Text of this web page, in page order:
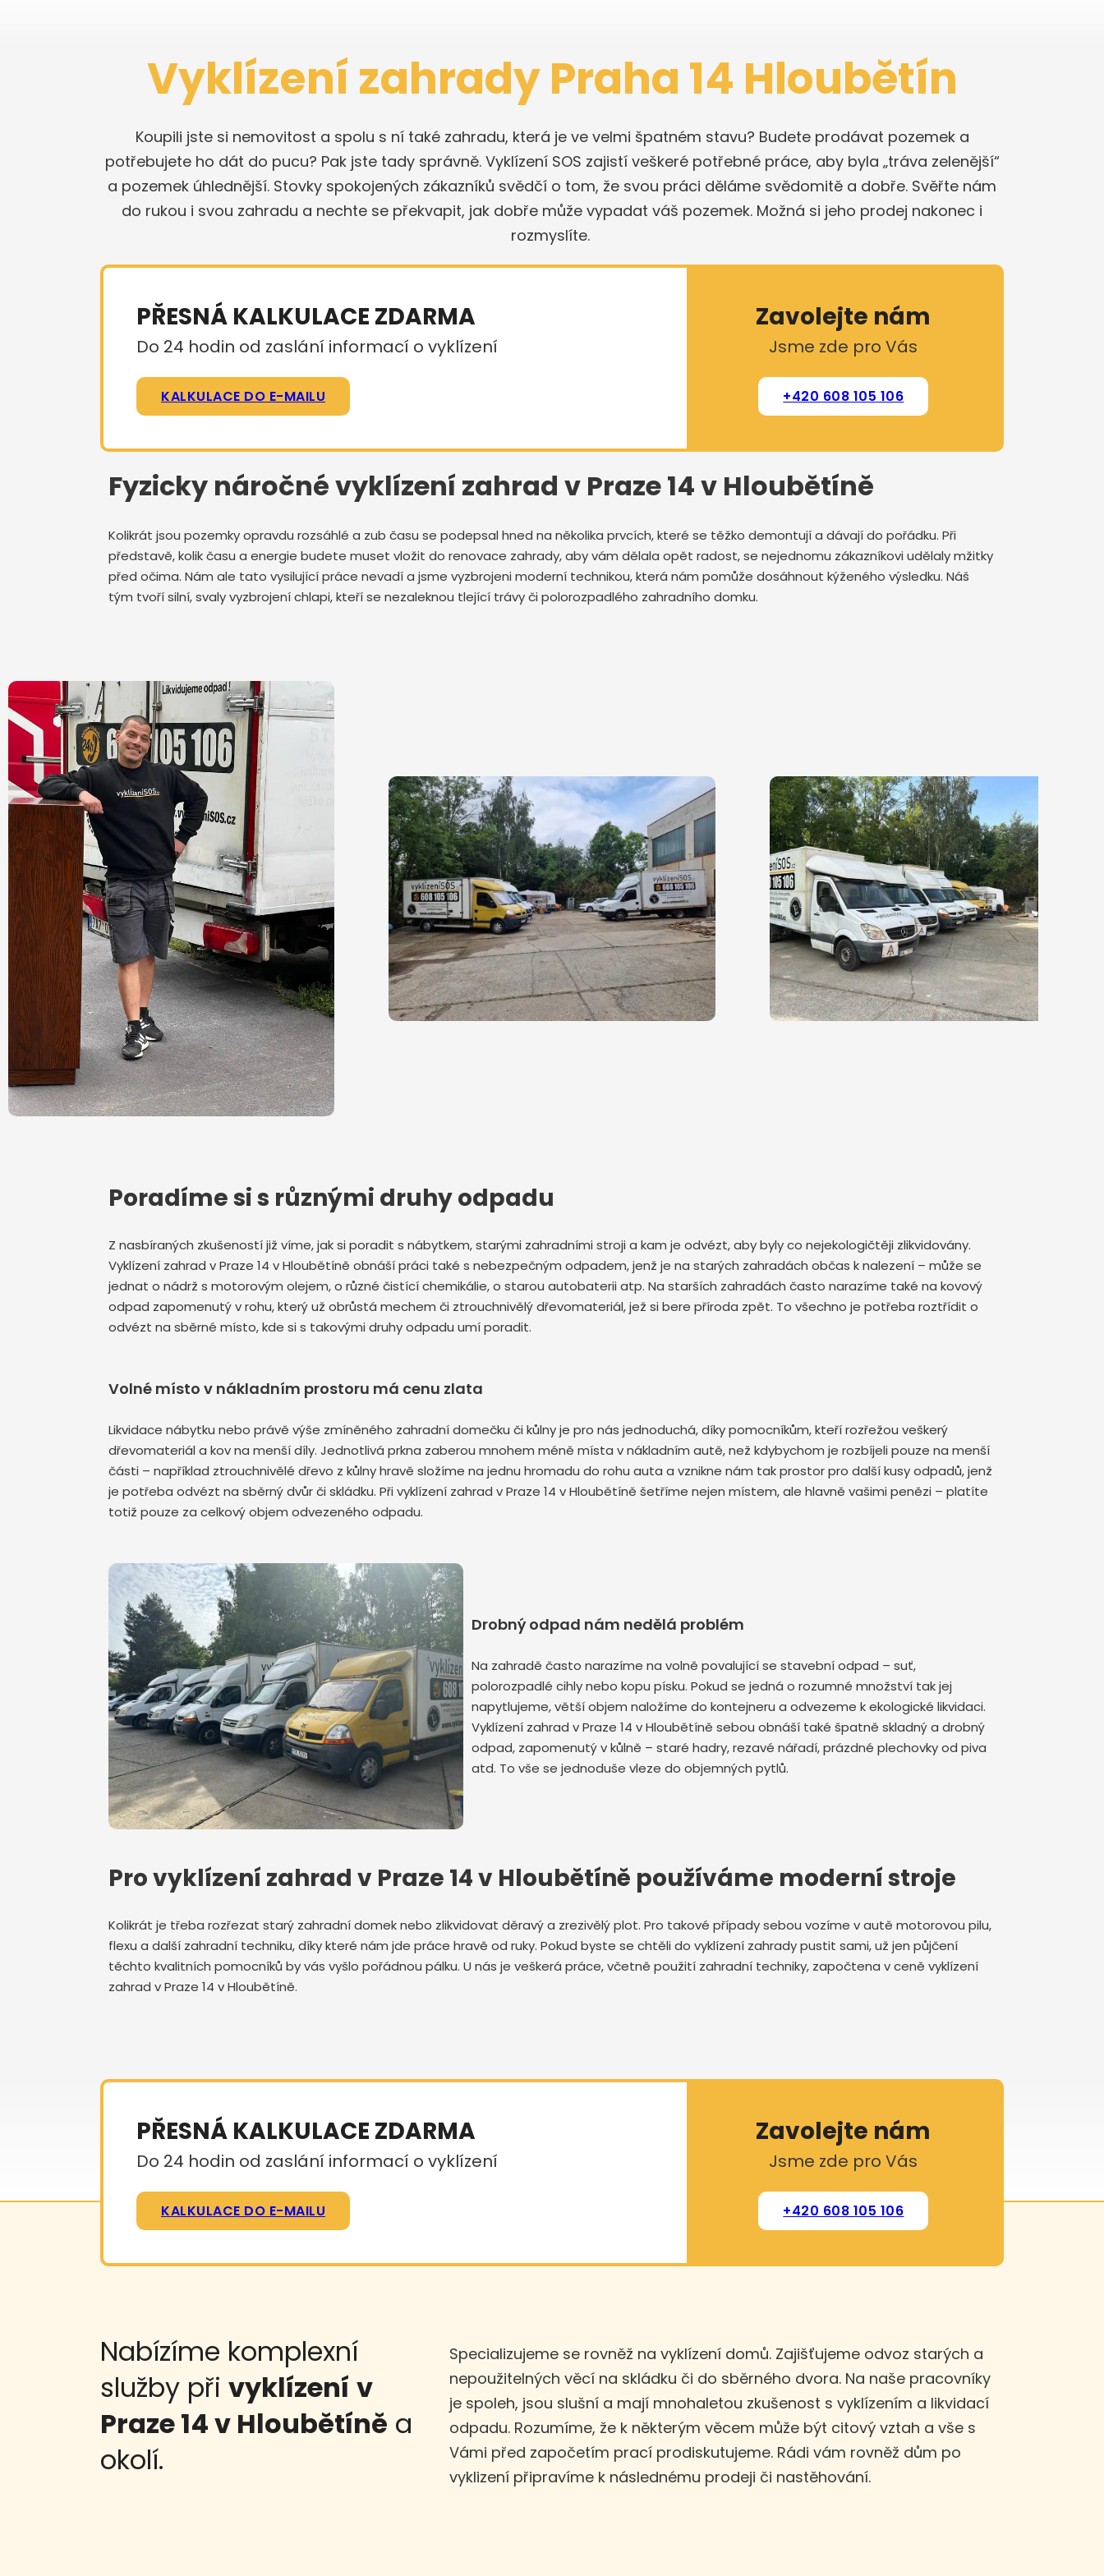
Vyklízení zahrady Praha 14 Hloubětín
Koupili jste si nemovitost a spolu s ní také zahradu, která je ve velmi špatném stavu? Budete prodávat pozemek a
potřebujete ho dát do pucu? Pak jste tady správně. Vyklízení SOS zajistí veškeré potřebné práce, aby byla „tráva zelenější“
a pozemek úhlednější. Stovky spokojených zákazníků svědčí o tom, že svou práci děláme svědomitě a dobře. Svěřte nám
do rukou i svou zahradu a nechte se překvapit, jak dobře může vypadat váš pozemek. Možná si jeho prodej nakonec i
rozmyslíte.
PŘESNÁ KALKULACE ZDARMA
Do 24 hodin od zaslání informací o vyklízení
KALKULACE DO E-MAILU
Zavolejte nám
Jsme zde pro Vás
+420 608 105 106
Fyzicky náročné vyklízení zahrad v Praze 14 v Hloubětíně
Kolikrát jsou pozemky opravdu rozsáhlé a zub času se podepsal hned na několika prvcích, které se těžko demontují a dávají do pořádku. Při
představě, kolik času a energie budete muset vložit do renovace zahrady, aby vám dělala opět radost, se nejednomu zákazníkovi udělaly mžitky
před očima. Nám ale tato vysilující práce nevadí a jsme vyzbrojeni moderní technikou, která nám pomůže dosáhnout kýženého výsledku. Náš
tým tvoří silní, svaly vyzbrojení chlapi, kteří se nezaleknou tlející trávy či polorozpadlého zahradního domku.
Poradíme si s různými druhy odpadu
Z nasbíraných zkušeností již víme, jak si poradit s nábytkem, starými zahradními stroji a kam je odvézt, aby byly co nejekologičtěji zlikvidovány.
Vyklízení zahrad v Praze 14 v Hloubětíně obnáší práci také s nebezpečným odpadem, jenž je na starých zahradách občas k nalezení – může se
jednat o nádrž s motorovým olejem, o různé čistící chemikálie, o starou autobaterii atp. Na starších zahradách často narazíme také na kovový
odpad zapomenutý v rohu, který už obrůstá mechem či ztrouchnivělý dřevomateriál, jež si bere příroda zpět. To všechno je potřeba roztřídit o
odvézt na sběrné místo, kde si s takovými druhy odpadu umí poradit.
Volné místo v nákladním prostoru má cenu zlata
Likvidace nábytku nebo právě výše zmíněného zahradní domečku či kůlny je pro nás jednoduchá, díky pomocníkům, kteří rozřežou veškerý
dřevomateriál a kov na menší díly. Jednotlivá prkna zaberou mnohem méně místa v nákladním autě, než kdybychom je rozbíjeli pouze na menší
části – například ztrouchnivělé dřevo z kůlny hravě složíme na jednu hromadu do rohu auta a vznikne nám tak prostor pro další kusy odpadů, jenž
je potřeba odvézt na sběrný dvůr či skládku. Při vyklízení zahrad v Praze 14 v Hloubětíně šetříme nejen místem, ale hlavně vašimi penězi – platíte
totiž pouze za celkový objem odvezeného odpadu.
Drobný odpad nám nedělá problém
Na zahradě často narazíme na volně povalující se stavební odpad – suť,
polorozpadlé cihly nebo kopu písku. Pokud se jedná o rozumné množství tak jej
napytlujeme, větší objem naložíme do kontejneru a odvezeme k ekologické likvidaci.
Vyklízení zahrad v Praze 14 v Hloubětíně sebou obnáší také špatně skladný a drobný
odpad, zapomenutý v kůlně – staré hadry, rezavé nářadí, prázdné plechovky od piva
atd. To vše se jednoduše vleze do objemných pytlů.
Pro vyklízení zahrad v Praze 14 v Hloubětíně používáme moderní stroje
Kolikrát je třeba rozřezat starý zahradní domek nebo zlikvidovat děravý a zrezivělý plot. Pro takové případy sebou vozíme v autě motorovou pilu,
flexu a další zahradní techniku, díky které nám jde práce hravě od ruky. Pokud byste se chtěli do vyklízení zahrady pustit sami, už jen půjčení
těchto kvalitních pomocníků by vás vyšlo pořádnou pálku. U nás je veškerá práce, včetně použití zahradní techniky, započtena v ceně vyklízení
zahrad v Praze 14 v Hloubětíně.
PŘESNÁ KALKULACE ZDARMA
Do 24 hodin od zaslání informací o vyklízení
KALKULACE DO E-MAILU
Zavolejte nám
Jsme zde pro Vás
+420 608 105 106
Nabízíme komplexní
služby při vyklízení v
Praze 14 v Hloubětíně a
okolí.
Specializujeme se rovněž na vyklízení domů. Zajišťujeme odvoz starých a
nepoužitelných věcí na skládku či do sběrného dvora. Na naše pracovníky
je spoleh, jsou slušní a mají mnohaletou zkušenost s vyklízením a likvidací
odpadu. Rozumíme, že k některým věcem může být citový vztah a vše s
Vámi před započetím prací prodiskutujeme. Rádi vám rovněž dům po
vyklizení připravíme k následnému prodeji či nastěhování.
Odeslat zprávu